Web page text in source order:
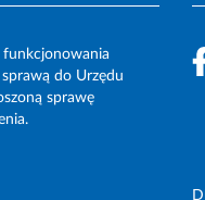
funkcjonowania
sprawą do Urzędu
sprawę